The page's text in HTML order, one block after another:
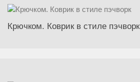
Крючком. Коврик в стиле пэчворк